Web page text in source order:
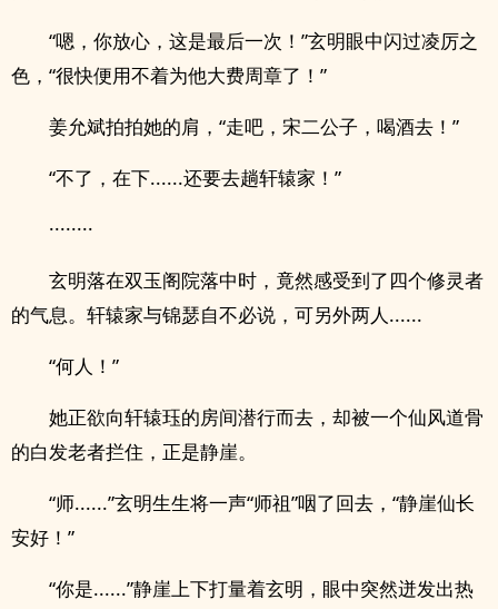
“嗯，你放心，这是最后一次！”玄明眼中闪过凌厉之
色，“很快便用不着为他大费周章了！”
姜允斌拍拍她的肩，“走吧，宋二公子，喝酒去！”
“不了，在下......还要去趟轩辕家！”
········
玄明落在双玉阁院落中时，竟然感受到了四个修灵者
的气息。轩辕家与锦瑟自不必说，可另外两人......
“何人！”
她正欲向轩辕珏的房间潜行而去，却被一个仙风道骨
的白发老者拦住，正是静崖。
“师......”玄明生生将一声“师祖”咽了回去，“静崖仙长
安好！”
“你是......”静崖上下打量着玄明，眼中突然迸发出热